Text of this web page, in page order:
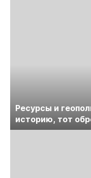
Ресурсы и
историю, тот